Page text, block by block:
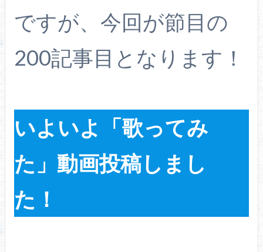
ですが、今回が節目の
200記事目となります！
いよいよ「歌ってみ
た」動画投稿しまし
た！